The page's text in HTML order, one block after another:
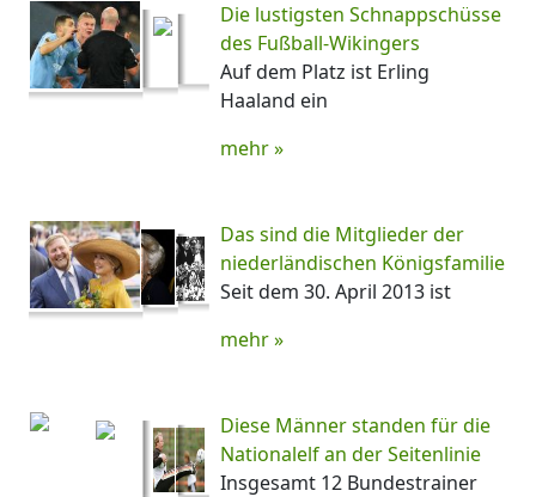
Die lustigsten Schnappschüsse
des Fußball-Wikingers
Auf dem Platz ist Erling
Haaland ein
mehr »
Das sind die Mitglieder der
niederländischen Königsfamilie
Seit dem 30. April 2013 ist
mehr »
Diese Männer standen für die
Nationalelf an der Seitenlinie
Insgesamt 12 Bundestrainer